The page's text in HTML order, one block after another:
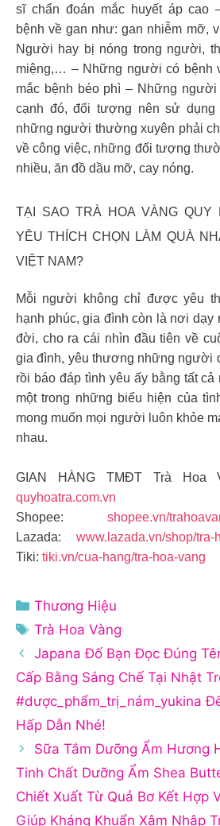
sĩ chẩn đoán mắc huyết áp cao
bệnh về gan như: gan nhiễm mỡ,
Người hay bị nóng trong người,
miệng,… – Những người có bệnh
mắc bệnh béo phì – Những
cạnh đó, đối tượng nên sử dụng
những người thường xuyên phải
về công việc, những đối tượng
nhiều, ăn đồ dầu mỡ, cay nóng.
TẠI SAO TRÀ HOA VÀNG QUY
YÊU THÍCH CHỌN LÀM QUÀ
VIỆT NAM?
Mỗi người không chỉ được yêu
hạnh phúc, gia đình còn là nơi dạy
đời, cho ra cái nhìn đầu tiên về
gia đình, yêu thương những người
rồi báo đáp tình yêu ấy bằng tất
một trong những biểu hiện của
mong muốn mọi người luôn khỏe
nhau.
GIAN HÀNG TMĐT Trà Hoa
quyhoatra.com.vn
Shopee: shopee.vn/
Lazada: www.lazada.vn/shop/tra-
Tiki: tiki.vn/cua-hang/tra-hoa-vang
Danh
mục
Thương Hiệu
Thẻ
Trà Hoa Vàng
Japana Đố Bạn Đọc Đúng
Cấp Bằng Sáng Chế Tại Nhật
#dược_phẩm_trị_nám_yukina
Hấp Dẫn Nhé!
Sữa Tắm Dưỡng Ẩm Hương
Tinh Chất Dưỡng Ẩm Shea
Chiết Xuất Từ Quả Bơ Kết Hợp
Giúp Kháng Khuẩn Xâm Nhập